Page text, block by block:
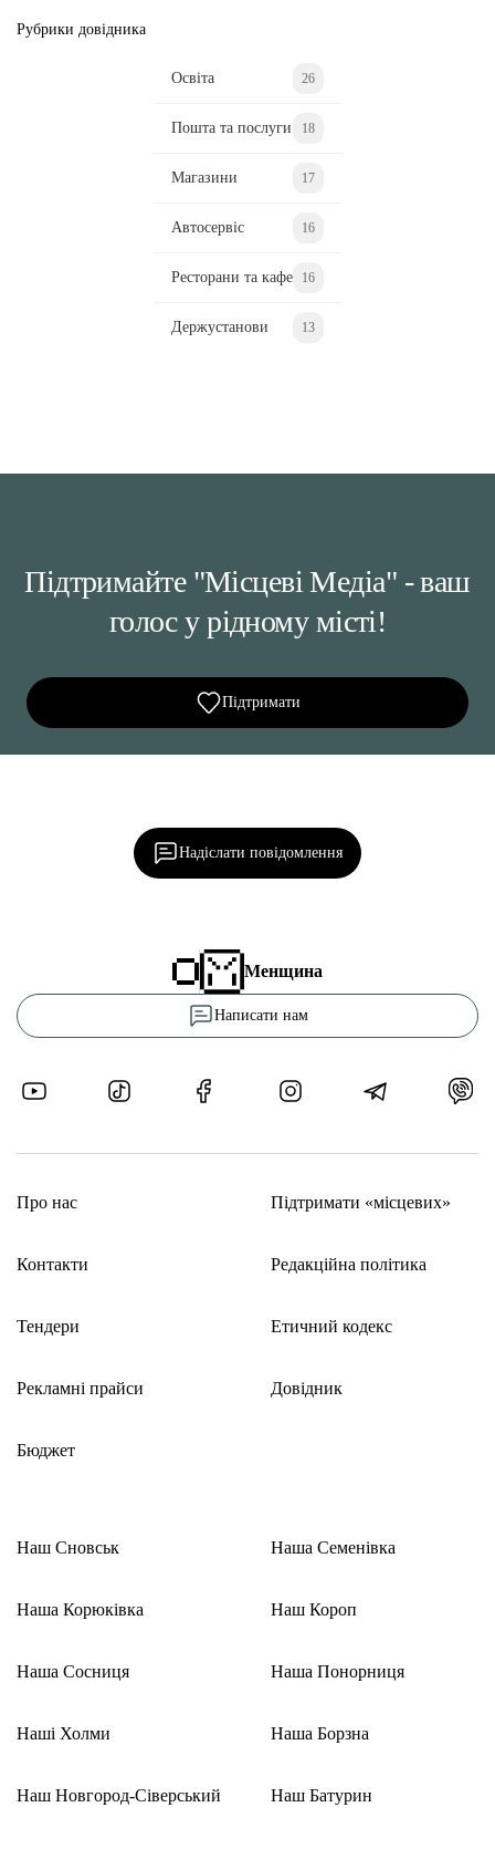
Рубрики довідника
Освіта 26
Пошта та послуги 18
Магазини 17
Автосервіс 16
Ресторани та кафе 16
Держустанови 13
Підтримайте "Місцеві Медіа" - ваш
голос у рідному місті!
Підтримати
Надіслати повідомлення
Менщина
Написати нам
Про нас
Контакти
Тендери
Рекламні прайси
Бюджет
Підтримати «місцевих»
Редакційна політика
Етичний кодекс
Довідник
Наш Сновськ
Наша Корюківка
Наша Сосниця
Наші Холми
Наш Новгород-Сіверський
Наша Семенівка
Наш Короп
Наша Понорниця
Наша Борзна
Наш Батурин